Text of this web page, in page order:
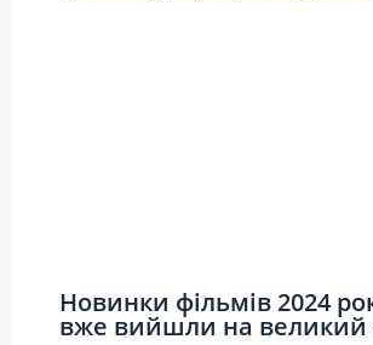
Новинки фільмів 2024
вже вийшли на великий